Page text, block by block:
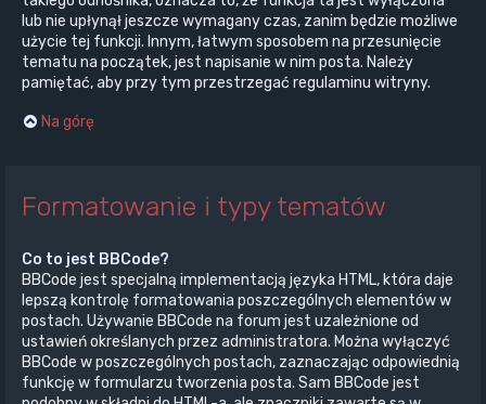
lub nie upłynął jeszcze wymagany czas, zanim będzie możliwe
użycie tej funkcji. Innym, łatwym sposobem na przesunięcie
tematu na początek, jest napisanie w nim posta. Należy
pamiętać, aby przy tym przestrzegać regulaminu witryny.
Na górę
Formatowanie i typy tematów
Co to jest BBCode?
BBCode jest specjalną implementacją języka HTML, która daje
lepszą kontrolę formatowania poszczególnych elementów w
postach. Używanie BBCode na forum jest uzależnione od
ustawień określanych przez administratora. Można wyłączyć
BBCode w poszczególnych postach, zaznaczając odpowiednią
funkcję w formularzu tworzenia posta. Sam BBCode jest